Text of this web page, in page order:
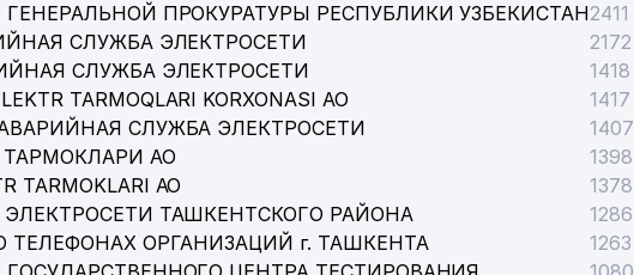
ПРОКУРАТУРЫ РЕСПУБЛИКИ УЗБЕКИСТАН2411
СЛУЖБА ЭЛЕКТРОСЕТИ
2172
СЛУЖБА ЭЛЕКТРОСЕТИ
1418
TARMOQLARI KORXONASI АО
1417
СЛУЖБА ЭЛЕКТРОСЕТИ
1407
АО
1398
TARMOKLARI АО
1378
ТАШКЕНТСКОГО РАЙОНА
1286
ОРГАНИЗАЦИЙ г. ТАШКЕНТА
1263